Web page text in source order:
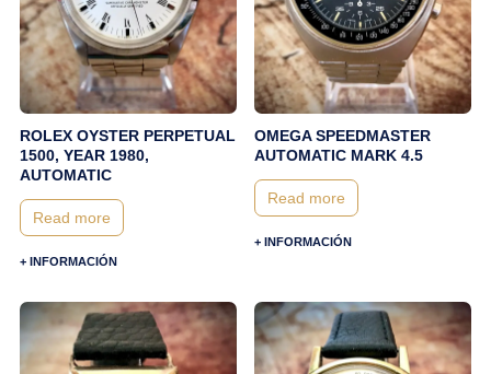
ROLEX OYSTER PERPETUAL
1500, YEAR 1980,
AUTOMATIC
Read more
+ INFORMACIÓN
OMEGA SPEEDMASTER
AUTOMATIC MARK 4.5
Read more
+ INFORMACIÓN